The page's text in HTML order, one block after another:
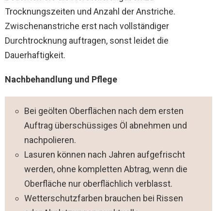
Trocknungszeiten und Anzahl der Anstriche.
Zwischenanstriche erst nach vollständiger
Durchtrocknung auftragen, sonst leidet die
Dauerhaftigkeit.
Nachbehandlung und Pflege
Bei geölten Oberflächen nach dem ersten
Auftrag überschüssiges Öl abnehmen und
nachpolieren.
Lasuren können nach Jahren aufgefrischt
werden, ohne kompletten Abtrag, wenn die
Oberfläche nur oberflächlich verblasst.
Wetterschutzfarben brauchen bei Rissen